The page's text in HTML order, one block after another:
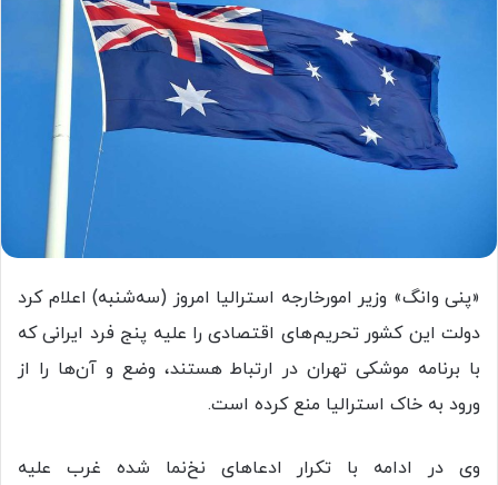
«پنی وانگ» وزیر امورخارجه استرالیا امروز (سه‌شنبه) اعلام کرد
دولت این کشور تحریم‌های اقتصادی را علیه پنج فرد ایرانی که
با برنامه موشکی تهران در ارتباط هستند، وضع و آن‌ها را از
ورود به خاک استرالیا منع کرده است.
وی در ادامه با تکرار ادعاهای نخ‌نما شده غرب علیه